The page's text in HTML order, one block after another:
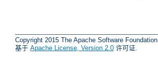
Copyright 2015 The Apache Software Foundation.
基于 Apache License, Version 2.0 许可证.